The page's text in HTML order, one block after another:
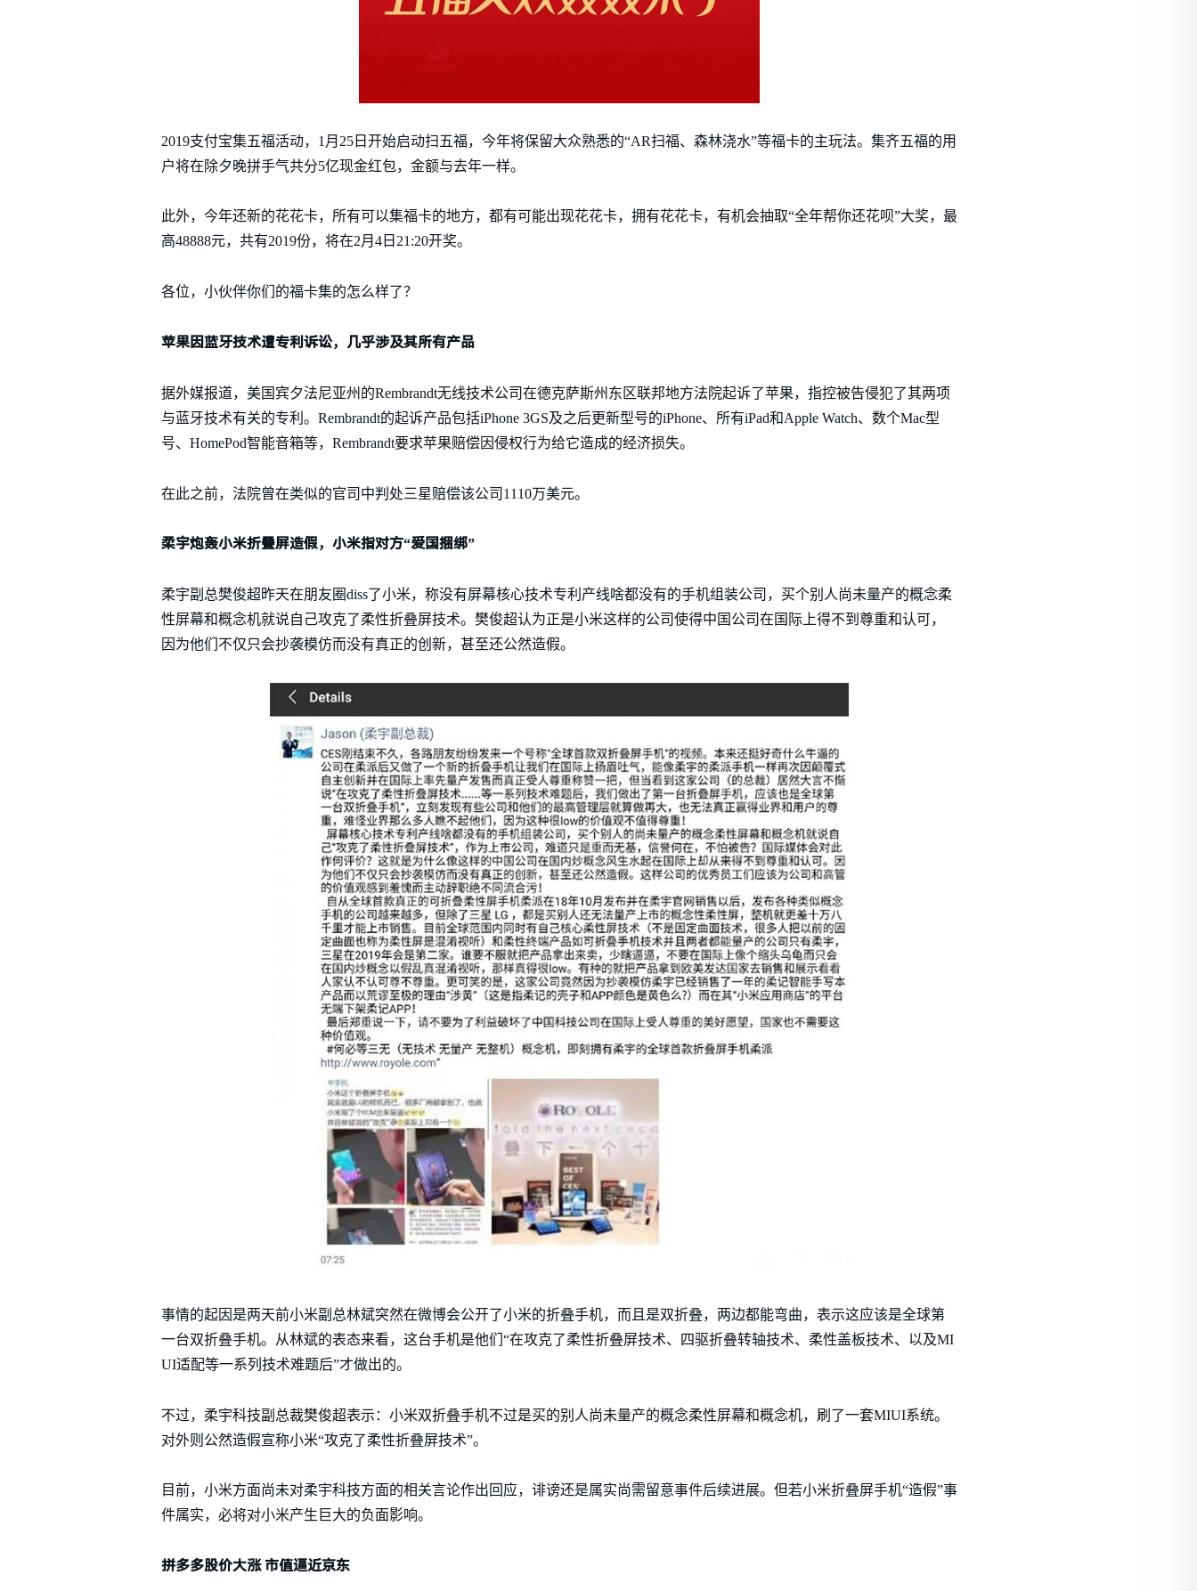
2019支付宝集五福活动，1月25日开始启动扫五福，今年将保留大众熟悉的“AR扫福、森林浇水”等福卡的主玩法。集齐五福的用
户将在除夕晚拼手气共分5亿现金红包，金额与去年一样。
此外，今年还新的花花卡，所有可以集福卡的地方，都有可能出现花花卡，拥有花花卡，有机会抽取“全年帮你还花呗”大奖，最
高48888元，共有2019份，将在2月4日21:20开奖。
各位，小伙伴你们的福卡集的怎么样了？
苹果因蓝牙技术遭专利诉讼，几乎涉及其所有产品
据外媒报道，美国宾夕法尼亚州的Rembrandt无线技术公司在德克萨斯州东区联邦地方法院起诉了苹果，指控被告侵犯了其两项
与蓝牙技术有关的专利。Rembrandt的起诉产品包括iPhone 3GS及之后更新型号的iPhone、所有iPad和Apple Watch、数个Mac型
号、HomePod智能音箱等，Rembrandt要求苹果赔偿因侵权行为给它造成的经济损失。
在此之前，法院曾在类似的官司中判处三星赔偿该公司1110万美元。
柔宇炮轰小米折叠屏造假，小米指对方“爱国捆绑”
柔宇副总樊俊超昨天在朋友圈diss了小米，称没有屏幕核心技术专利产线啥都没有的手机组装公司，买个别人尚未量产的概念柔
性屏幕和概念机就说自己攻克了柔性折叠屏技术。樊俊超认为正是小米这样的公司使得中国公司在国际上得不到尊重和认可，
因为他们不仅只会抄袭模仿而没有真正的创新，甚至还公然造假。
事情的起因是两天前小米副总林斌突然在微博会公开了小米的折叠手机，而且是双折叠，两边都能弯曲，表示这应该是全球第
一台双折叠手机。从林斌的表态来看，这台手机是他们“在攻克了柔性折叠屏技术、四驱折叠转轴技术、柔性盖板技术、以及MI
UI适配等一系列技术难题后”才做出的。
不过，柔宇科技副总裁樊俊超表示：小米双折叠手机不过是买的别人尚未量产的概念柔性屏幕和概念机，刷了一套MIUI系统。
对外则公然造假宣称小米“攻克了柔性折叠屏技术”。
目前，小米方面尚未对柔宇科技方面的相关言论作出回应，诽谤还是属实尚需留意事件后续进展。但若小米折叠屏手机“造假”事
件属实，必将对小米产生巨大的负面影响。
拼多多股价大涨 市值逼近京东